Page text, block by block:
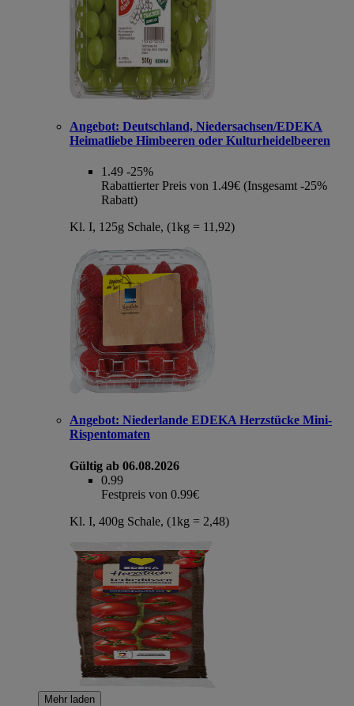
Angebot: Deutschland, Niedersachsen/EDEKA
Heimatliebe Himbeeren oder Kulturheidelbeeren
1.49 -25%
Rabattierter Preis von 1.49€ (Insgesamt -25%
Rabatt)
Kl. I, 125g Schale, (1kg = 11,92)
Angebot: Niederlande EDEKA Herzstücke Mini-
Rispentomaten
Gültig ab 06.08.2026
0.99
Festpreis von 0.99€
Kl. I, 400g Schale, (1kg = 2,48)
Mehr laden